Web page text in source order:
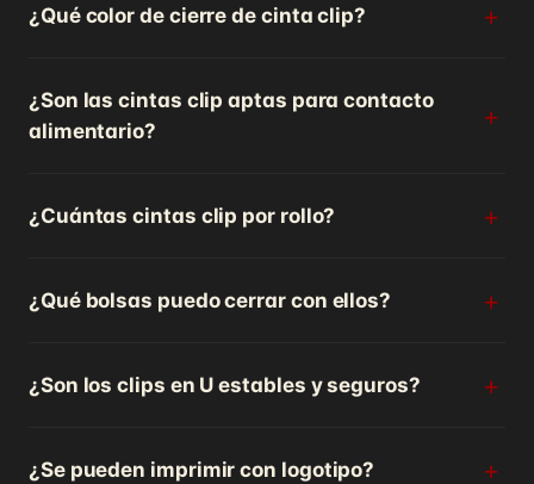
¿Qué color de cierre de cinta clip?
¿Son las cintas clip aptas para contacto
alimentario?
¿Cuántas cintas clip por rollo?
¿Qué bolsas puedo cerrar con ellos?
¿Son los clips en U estables y seguros?
¿Se pueden imprimir con logotipo?